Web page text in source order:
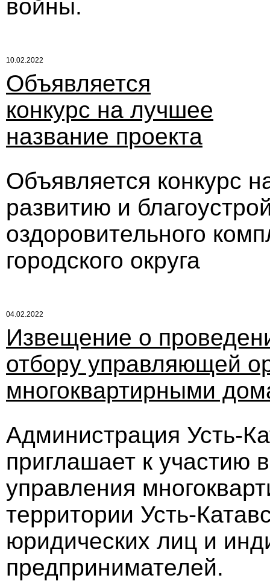
войны.
10.02.2022
Объявляется
конкурс на лучшее
название проекта
Объявляется конкурс
развитию и
оздоровительного
городского округа
04.02.2022
Извещение о
отбору управляющей
многоквартирными
Администрация Усть-
приглашает к участию
управления
территории Усть-
юридических лиц и
предпринимателей.